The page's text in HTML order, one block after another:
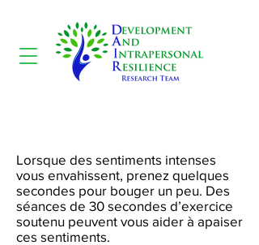
Lorsque des sentiments intenses
vous envahissent, prenez quelques
secondes pour bouger un peu. Des
séances de 30 secondes d’exercice
soutenu peuvent vous aider à apaiser
ces sentiments.